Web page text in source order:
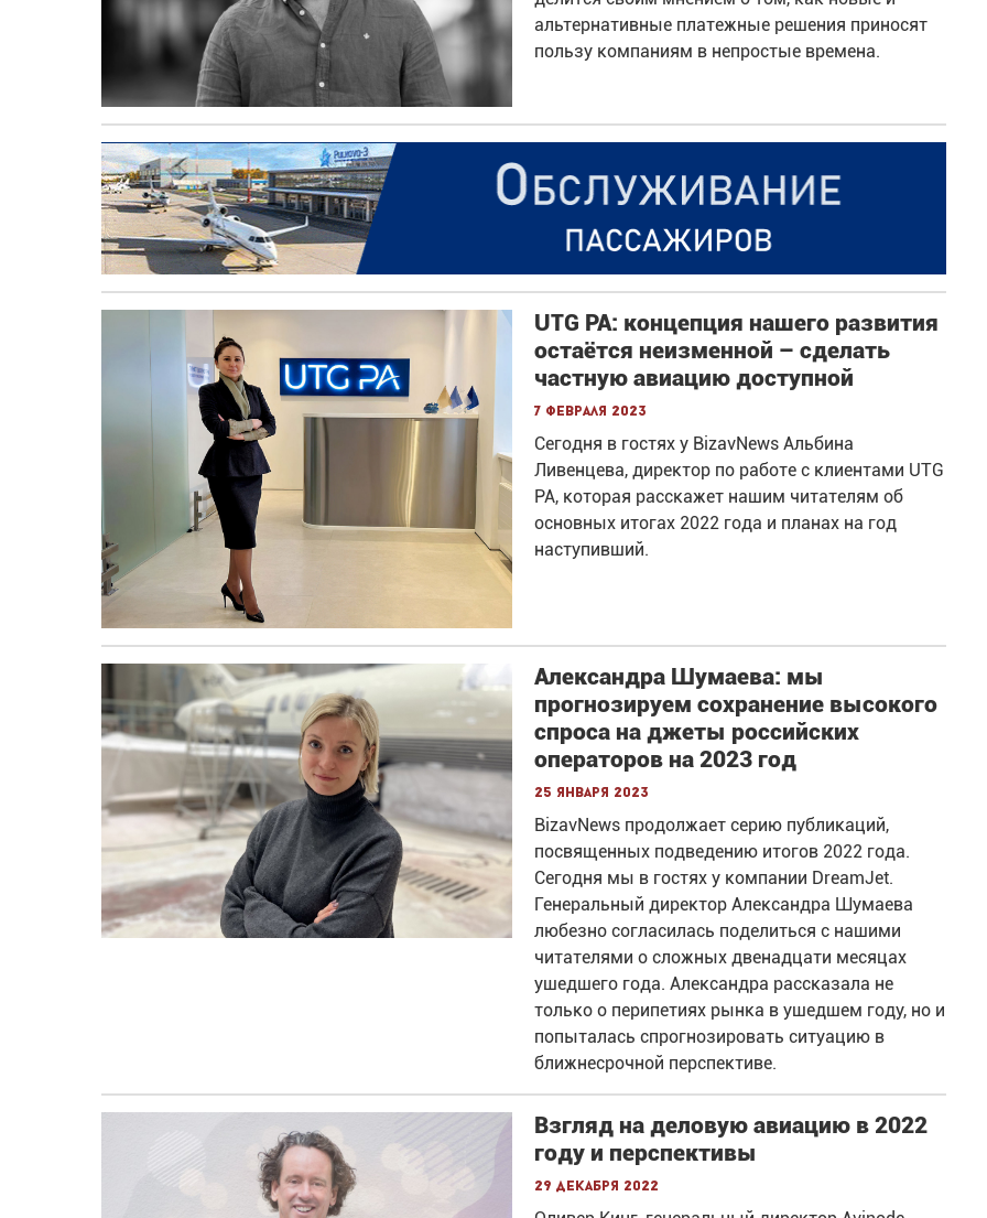
альтернативные платежные решения приносят
пользу компаниям в непростые времена.
UTG PA: концепция нашего развития
остаётся неизменной – сделать
частную авиацию доступной
7 февраля 2023
Сегодня в гостях у BizavNews Альбина
Ливенцева, директор по работе с клиентами UTG
PA, которая расскажет нашим читателям об
основных итогах 2022 года и планах на год
наступивший.
Александра Шумаева: мы
прогнозируем сохранение высокого
спроса на джеты российских
операторов на 2023 год
25 января 2023
BizavNews продолжает серию публикаций,
посвященных подведению итогов 2022 года.
Сегодня мы в гостях у компании DreamJet.
Генеральный директор Александра Шумаева
любезно согласилась поделиться с нашими
читателями о сложных двенадцати месяцах
ушедшего года. Александра рассказала не
только о перипетиях рынка в ушедшем году, но и
попыталась спрогнозировать ситуацию в
ближнесрочной перспективе.
Взгляд на деловую авиацию в 2022
году и перспективы
29 декабря 2022